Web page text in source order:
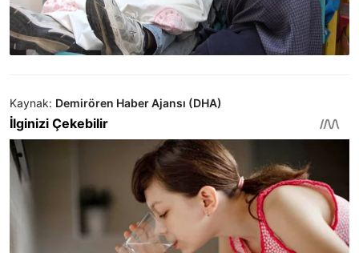
Kaynak: Demirören Haber Ajansı (DHA)